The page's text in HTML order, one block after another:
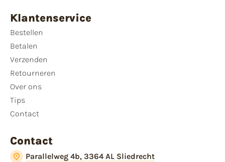
Klantenservice
Bestellen
Betalen
Verzenden
Retourneren
Over ons
Tips
Contact
Contact
Parallelweg 4b, 3364 AL Sliedrecht